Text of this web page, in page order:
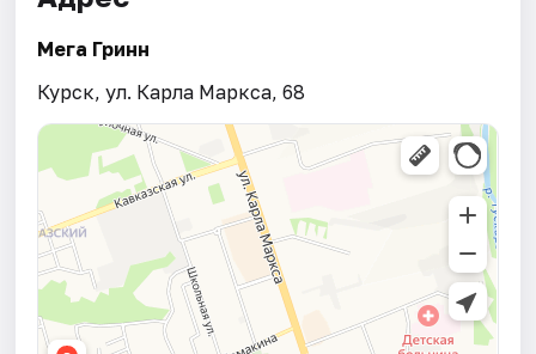
Мега Гринн
Курск, ул. Карла Маркса, 68